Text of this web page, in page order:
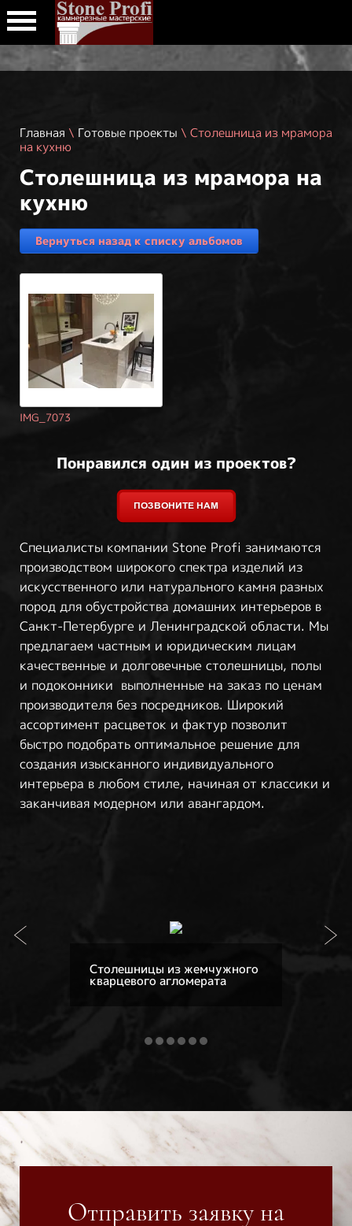
Главная \ Готовые проекты \ Столешница из мрамора
на кухню
Столешница из мрамора на
кухню
Вернуться назад к списку альбомов
IMG_7073
Понравился один из проектов?
Специалисты компании Stone Profi занимаются
производством широкого спектра изделий из
искусственного или натурального камня разных
пород для обустройства домашних интерьеров в
Санкт-Петербурге и Ленинградской области. Мы
предлагаем частным и юридическим лицам
качественные и долговечные столешницы, полы
и подоконники выполненные на заказ по ценам
производителя без посредников. Широкий
ассортимент расцветок и фактур позволит
быстро подобрать оптимальное решение для
создания изысканного индивидуального
интерьера в любом стиле, начиная от классики и
заканчивая модерном или авангардом.
Столешницы из жемчужного
кварцевого агломерата
Отправить заявку на